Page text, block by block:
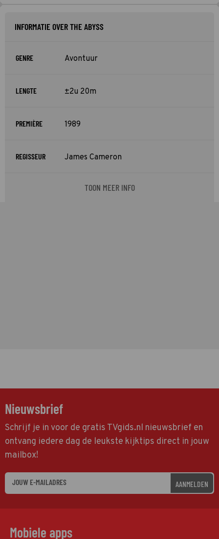
INFORMATIE OVER THE ABYSS
GENRE Avontuur
LENGTE ±2u 20m
PREMIÈRE 1989
REGISSEUR James Cameron
TOON MEER INFO
Nieuwsbrief
Schrijf je in voor de gratis TVgids.nl nieuwsbrief en
ontvang iedere dag de leukste kijktips direct in jouw
mailbox!
AANMELDEN
Mobiele apps